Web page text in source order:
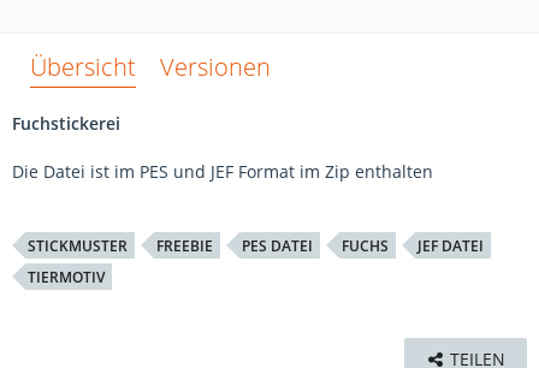
Übersicht Versionen
Fuchstickerei
Die Datei ist im PES und JEF Format im Zip enthalten
STICKMUSTER FREEBIE PES DATEI FUCHS
JEF DATEI
TIERMOTIV
TEILEN